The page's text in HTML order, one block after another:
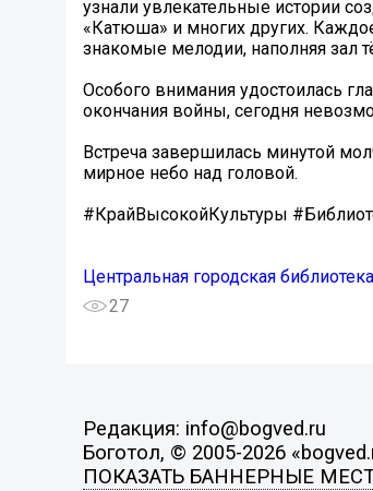
узнали увлекательные истории
«Катюша» и многих других.
знакомые мелодии, наполняя зал
Особого внимания удостоилась
окончания войны, сегодня
Встреча завершилась минутой
мирное небо над головой.
#КрайВысокойКультуры
Центральная городская
27
Редакция: info@bogved.ru
Боготол, © 2005-2026
ПОКАЗАТЬ БАННЕРНЫЕ